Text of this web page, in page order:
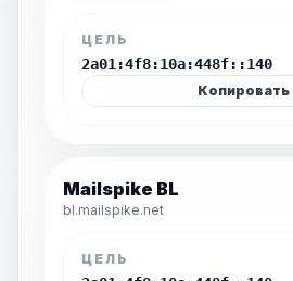
ЦЕЛЬ
2a01:4f8:10a:448f::140
Копировать
Mailspike BL
bl.mailspike.net
ЦЕЛЬ